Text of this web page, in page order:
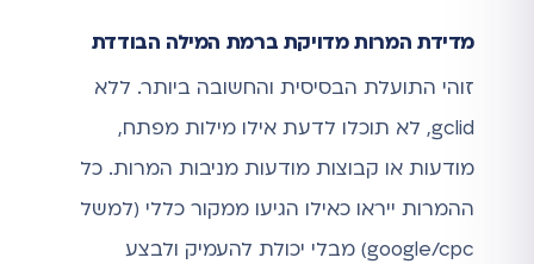
מדידת המרות מדויקת ברמת המילה הבודדת
זוהי התועלת הבסיסית והחשובה ביותר. ללא
gclid, לא תוכלו לדעת אילו מילות מפתח,
מודעות או קבוצות מודעות מניבות המרות. כל
ההמרות ייראו כאילו הגיעו ממקור כללי (למשל
google/cpc) מבלי יכולת להעמיק ולבצע